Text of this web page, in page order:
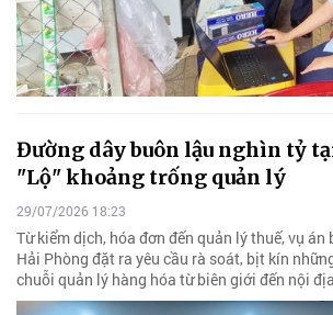
Đường dây buôn lậu nghìn tỷ
"Lộ" khoảng trống quản lý
29/07/2026 18:23
Từ kiểm dịch, hóa đơn đến quản lý thuế, vụ
Hải Phòng đặt ra yêu cầu rà soát, bịt kín
chuỗi quản lý hàng hóa từ biên giới đến nội